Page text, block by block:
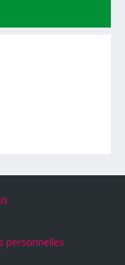
personnelles